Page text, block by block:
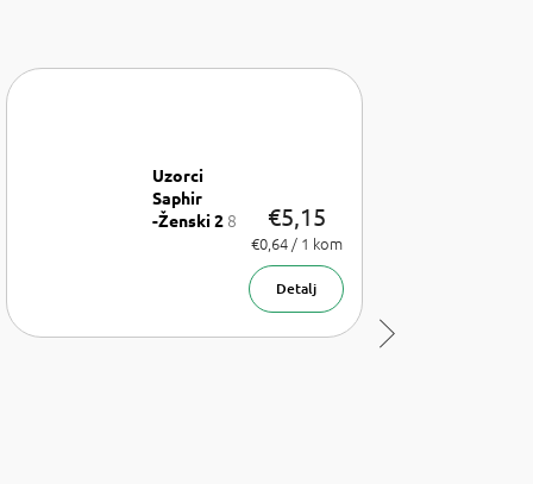
Uzorci
Saphir
-Ženski 2 8
€5,15
Izmjeri
cijenu:
€0,64 / 1 kom
Detalj
proizvod